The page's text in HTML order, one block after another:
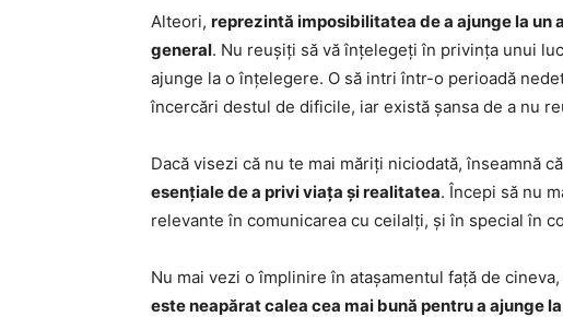
Alteori, reprezintă imposibilitatea de a ajunge la un
general. Nu reușiți să vă înțelegeți în privința unui
ajunge la o înțelegere. O să intri într-o perioadă
încercări destul de dificile, iar există șansa de a nu
Dacă visezi că nu te mai măriți niciodată, înseamnă că
esențiale de a privi viața și realitatea. Începi să nu
relevante în comunicarea cu ceilalți, și în special în
Nu mai vezi o împlinire în atașamentul față de cineva,
este neapărat calea cea mai bună pentru a ajunge